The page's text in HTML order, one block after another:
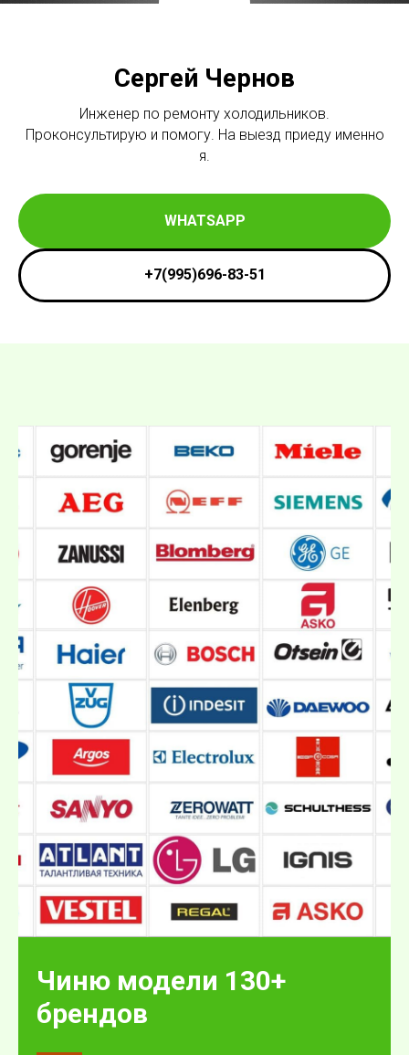
Сергей Чернов
Инженер по ремонту холодильников.
Проконсультирую и помогу. На выезд приеду именно
я.
WHATSAPP
+7(995)696-83-51
Чиню модели 130+
брендов